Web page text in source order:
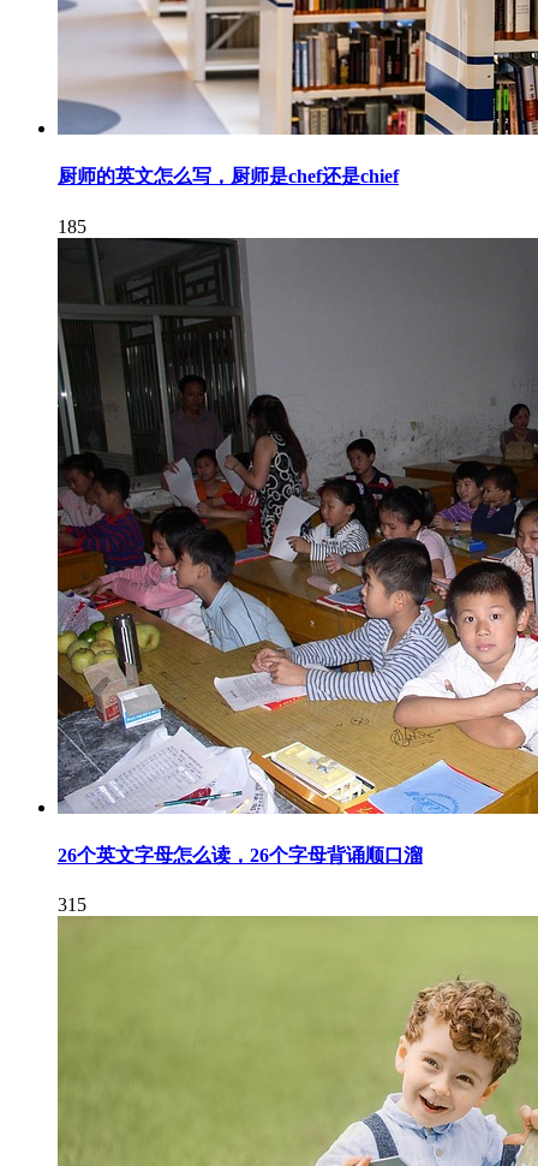
厨师的英文怎么写，厨师是chef还是chief
185
26个英文字母怎么读，26个字母背诵顺口溜
315